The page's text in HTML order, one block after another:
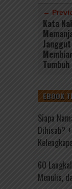
←
Kata
EBOOK
Siapa
Dihisab?
60
Menulis,